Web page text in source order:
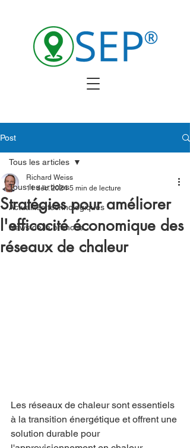
Post
Tous les articles
Actualités technologiques
News de la branche
Tous les articles
Stratégies pour améliorer
l'efficacité économique des
réseaux de chaleur
Richard Weiss
11 déc. 2024 5 min de lecture
Les réseaux de chaleur sont essentiels
à la transition énergétique et offrent une
solution durable pour